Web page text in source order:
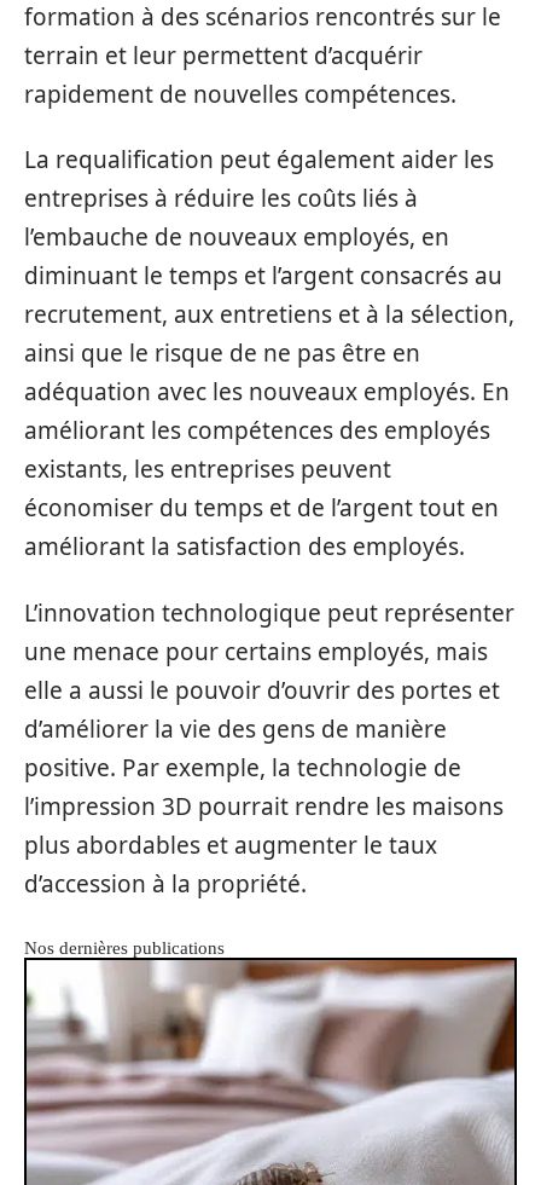
formation à des scénarios rencontrés sur le
terrain et leur permettent d’acquérir
rapidement de nouvelles compétences.
La requalification peut également aider les
entreprises à réduire les coûts liés à
l’embauche de nouveaux employés, en
diminuant le temps et l’argent consacrés au
recrutement, aux entretiens et à la sélection,
ainsi que le risque de ne pas être en
adéquation avec les nouveaux employés. En
améliorant les compétences des employés
existants, les entreprises peuvent
économiser du temps et de l’argent tout en
améliorant la satisfaction des employés.
L’innovation technologique peut représenter
une menace pour certains employés, mais
elle a aussi le pouvoir d’ouvrir des portes et
d’améliorer la vie des gens de manière
positive. Par exemple, la technologie de
l’impression 3D pourrait rendre les maisons
plus abordables et augmenter le taux
d’accession à la propriété.
Nos dernières publications